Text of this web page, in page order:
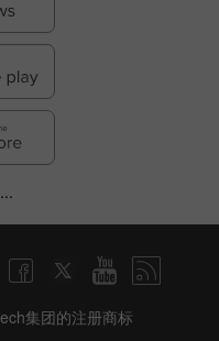
集团的注册商标